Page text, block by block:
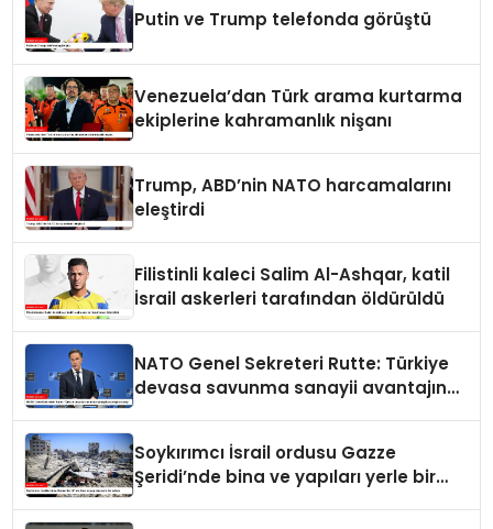
Putin ve Trump telefonda görüştü
Venezuela’dan Türk arama kurtarma
ekiplerine kahramanlık nişanı
Trump, ABD’nin NATO harcamalarını
eleştirdi
Filistinli kaleci Salim Al-Ashqar, katil
İsrail askerleri tarafından öldürüldü
NATO Genel Sekreteri Rutte: Türkiye
devasa savunma sanayii avantajına
Soykırımcı İsrail ordusu Gazze
Şeridi’nde bina ve yapıları yerle bir